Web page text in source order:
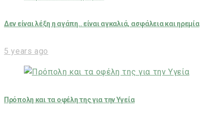
Δεν είναι λέξη η αγάπη.. είναι αγκαλιά, ασφάλεια και ηρεμία
5 years ago
Πρόπολη και τα οφέλη της για την Υγεία